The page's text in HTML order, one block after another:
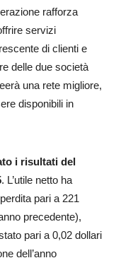
rafforza
servizi
di clienti e
delle due società
una rete migliore,
disponibili in
i risultati del
. L’utile netto ha
pari a 221
precedente),
pari a 0,02 dollari
dell’anno